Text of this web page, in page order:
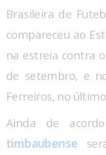
Brasileira de
compareceu ao
na estreia contra
de setembro, e
Ferreiros, no
Ainda de
timbaubense